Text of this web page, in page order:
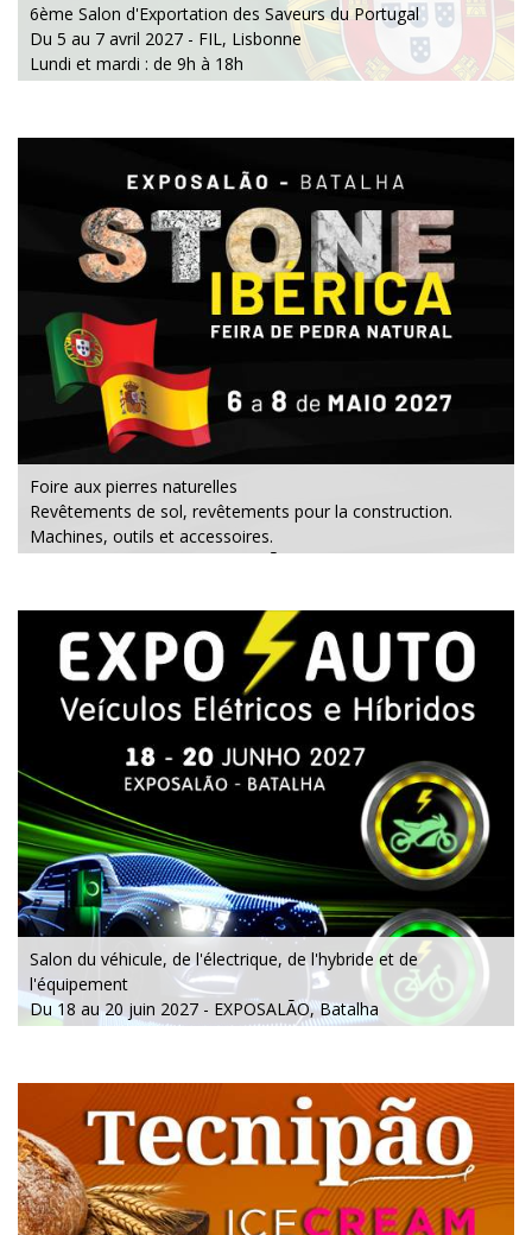
6ème Salon d'Exportation des Saveurs du Portugal
Du 5 au 7 avril 2027 - FIL, Lisbonne
Lundi et mardi : de 9h à 18h
Mercredi : de 9h à 16h
Foire aux pierres naturelles
Revêtements de sol, revêtements pour la construction.
Machines, outils et accessoires.
Du 6 au 8 mai 2027 - EXPOSALÃO - Batalha
Salon du véhicule, de l'électrique, de l'hybride et de
l'équipement
Du 18 au 20 juin 2027 - EXPOSALÃO, Batalha
Du vendredi au dimanche, de 10h à 20h